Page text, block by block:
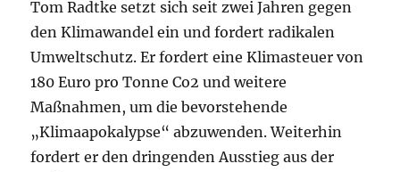
Tom Radtke setzt sich seit zwei Jahren gegen
den Klimawandel ein und fordert radikalen
Umweltschutz. Er fordert eine Klimasteuer von
180 Euro pro Tonne Co2 und weitere
Maßnahmen, um die bevorstehende
„Klimaapokalypse“ abzuwenden. Weiterhin
fordert er den dringenden Ausstieg aus der